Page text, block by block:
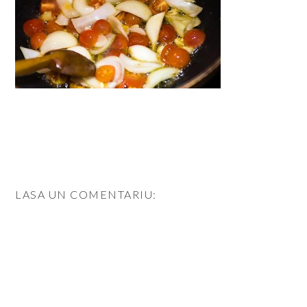
LASA UN COMENTARIU: